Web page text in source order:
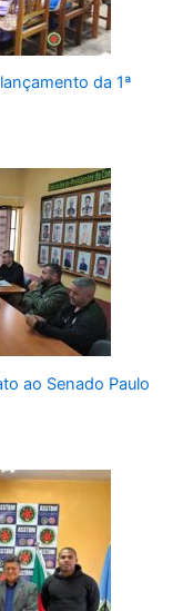
da 1ª
ao Senado Paulo